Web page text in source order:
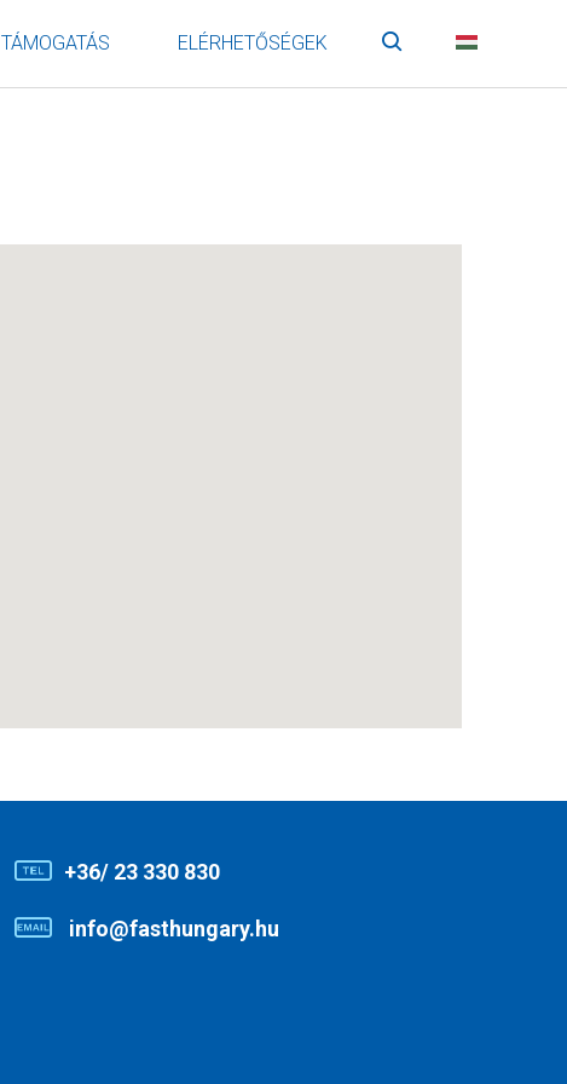
TÁMOGATÁS ELÉRHETŐSÉGEK Keresés
+36/ 23 330 830
info@fasthungary.hu